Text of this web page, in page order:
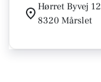
Hørret Byvej 12
8320 Mårslet